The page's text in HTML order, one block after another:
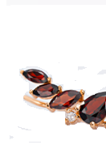
товара.